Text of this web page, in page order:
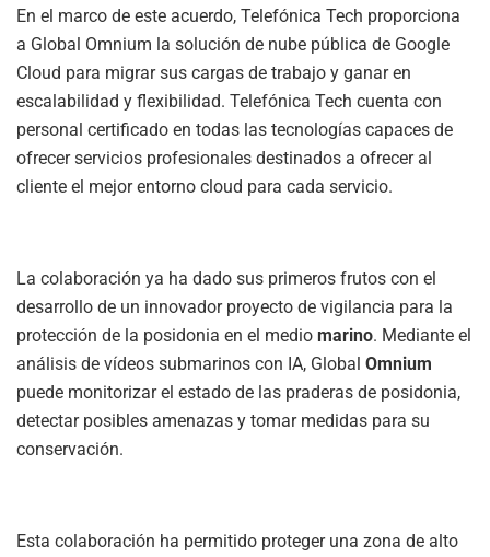
En el marco de este acuerdo, Telefónica Tech proporciona
a Global Omnium la solución de nube pública de Google
Cloud para migrar sus cargas de trabajo y ganar en
escalabilidad y flexibilidad. Telefónica Tech cuenta con
personal certificado en todas las tecnologías capaces de
ofrecer servicios profesionales destinados a ofrecer al
cliente el mejor entorno cloud para cada servicio.
La colaboración ya ha dado sus primeros frutos con el
desarrollo de un innovador proyecto de vigilancia para la
protección de la posidonia en el medio marino. Mediante el
análisis de vídeos submarinos con IA, Global Omnium
puede monitorizar el estado de las praderas de posidonia,
detectar posibles amenazas y tomar medidas para su
conservación.
Esta colaboración ha permitido proteger una zona de alto